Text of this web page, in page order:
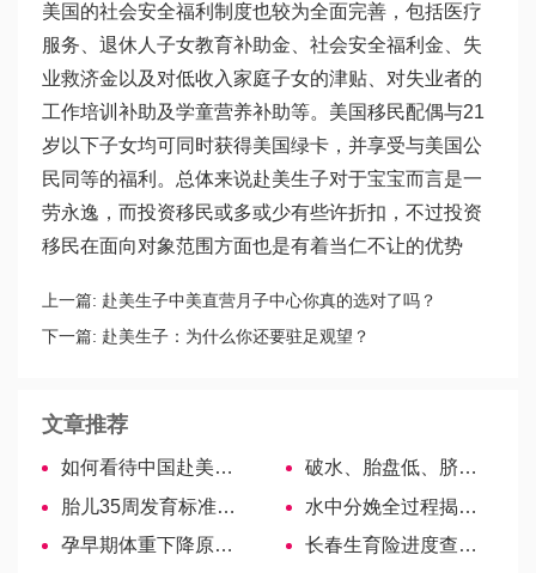
美国的社会安全福利制度也较为全面完善，包括医疗
服务、退休人子女教育补助金、社会安全福利金、失
业救济金以及对低收入家庭子女的津贴、对失业者的
工作培训补助及学童营养补助等。美国移民配偶与21
岁以下子女均可同时获得美国绿卡，并享受与美国公
民同等的福利。总体来说赴美生子对于宝宝而言是一
劳永逸，而投资移民或多或少有些许折扣，不过投资
移民在面向对象范围方面也是有着当仁不让的优势
上一篇: 赴美生子中美直营月子中心你真的选对了吗？
下一篇: 赴美生子：为什么你还要驻足观望？
文章推荐
如何看待中国赴美生孩子的热潮?
破水、胎盘低、脐带长…盘点导致脐带脱垂的6大原因
胎儿35周发育标准参考，双顶径、股骨长都有相应尺寸
水中分娩全过程揭秘，附高清图片！
孕早期体重下降原因汇总！男瘦头女瘦尾不靠谱！
长春生育险进度查询方式大全，宽城区电话+网络都可